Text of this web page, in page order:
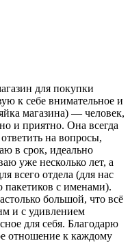
для покупки
к себе внимательное и
магазина) — человек,
и приятно. Она всегда
на вопросы,
в срок, идеально
уже несколько лет, а
всего отдела (для нас
пакетиков с именами).
большой, что всё
и с удивлением
для себя. Благодарю
отношение к каждому